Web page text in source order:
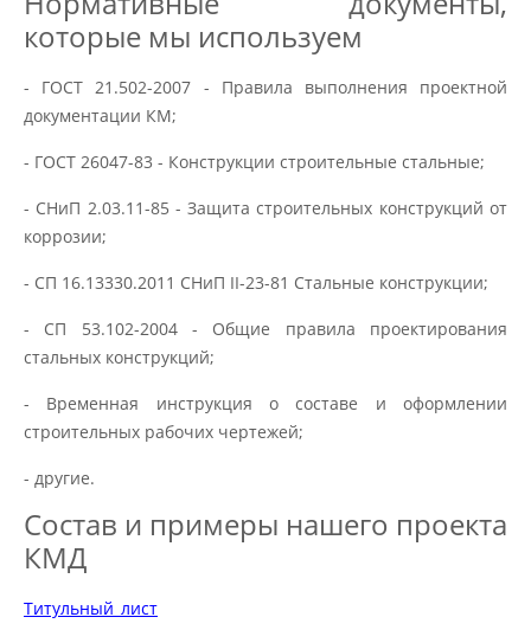
которые мы используем
- ГОСТ 21.502-2007 - Правила выполнения проектной
документации КМ;
- ГОСТ 26047-83 - Конструкции строительные стальные;
- СНиП 2.03.11-85 - Защита строительных конструкций от
коррозии;
- СП 16.13330.2011 СНиП II-23-81 Стальные конструкции;
- СП 53.102-2004 - Общие правила проектирования
стальных конструкций;
- Временная инструкция о составе и оформлении
строительных рабочих чертежей;
- другие.
Состав и примеры нашего проекта
КМД
Титульный_лист